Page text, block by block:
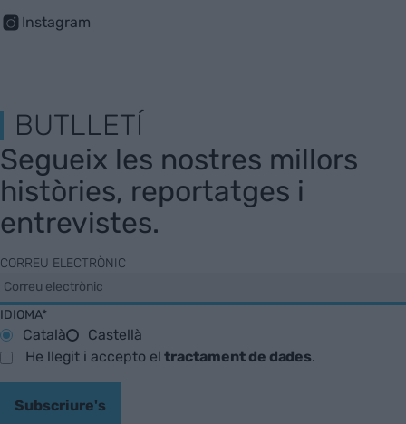
Instagram
BUTLLETÍ
Segueix les nostres millors
històries, reportatges i
entrevistes.
CORREU ELECTRÒNIC
IDIOMA*
Català
Castellà
He llegit i accepto eltractament de dades.
Subscriure's